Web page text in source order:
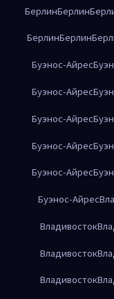
БерлинБерлин
БерлинБерлин
Буэнос-Айрес
Буэнос-Айрес
Буэнос-Айрес
Буэнос-Айрес
Буэнос-Айрес
Буэнос-Айрес
Владивосток
Владивосток
Владивосток